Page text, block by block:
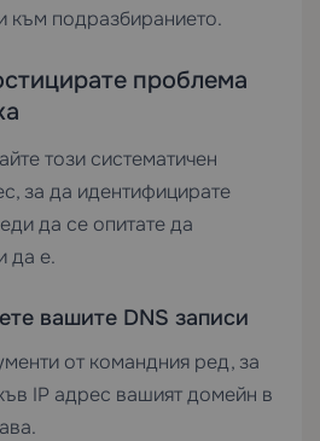
към подразбиранието.
проблема
този систематичен
за да идентифицирате
да се опитате да
да е.
вашите DNS записи
от командния ред, за
IP адрес вашият домейн в